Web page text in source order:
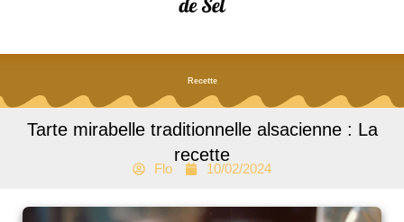
Recette
Tarte mirabelle traditionnelle alsacienne : La
recette
Flo 10/02/2024